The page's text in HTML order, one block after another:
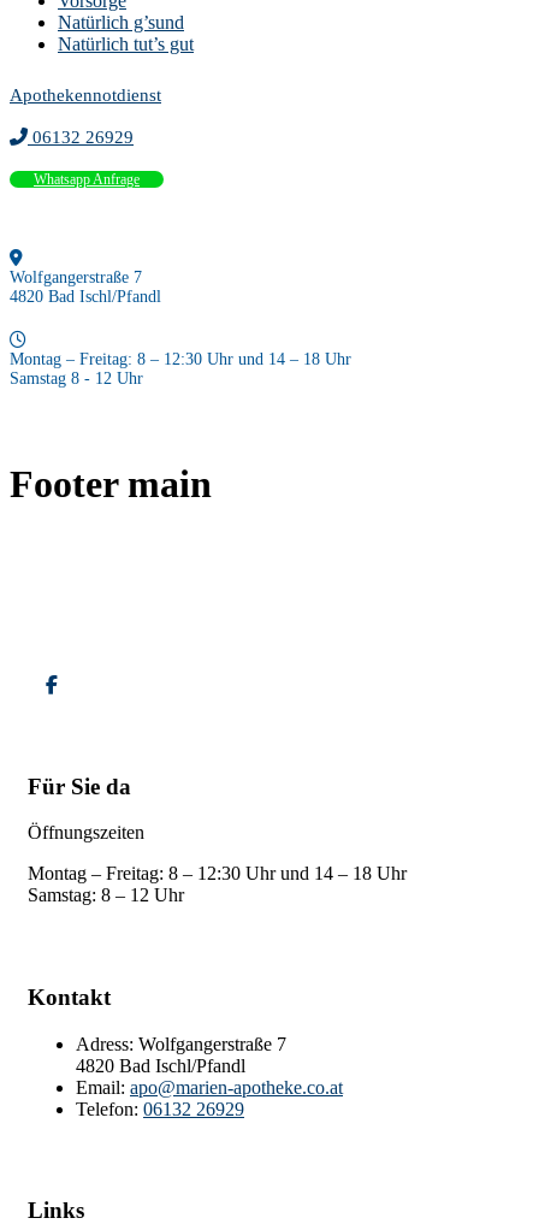
Natürlich g’sund
Natürlich tut’s gut
Apothekennotdienst
06132 26929
Whatsapp Anfrage
Wolfgangerstraße 7
4820 Bad Ischl/Pfandl
Montag – Freitag: 8 – 12:30 Uhr und 14 – 18 Uhr
Samstag 8 - 12 Uhr
Footer main
Für Sie da
Öffnungszeiten
Montag – Freitag: 8 – 12:30 Uhr und 14 – 18 Uhr
Samstag: 8 – 12 Uhr
Kontakt
Adress: Wolfgangerstraße 7
4820 Bad Ischl/Pfandl
Email: apo@marien-apotheke.co.at
Telefon: 06132 26929
Links